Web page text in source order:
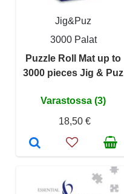
Jig&Puz
3000 Palat
Puzzle Roll Mat up to
3000 pieces Jig & Puz
Varastossa (3)
18,50 €